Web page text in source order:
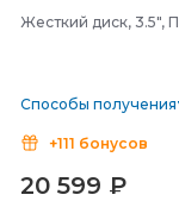
Жесткий диск, 3.5",
Способы получения
+111 бонусов
20 599 ₽